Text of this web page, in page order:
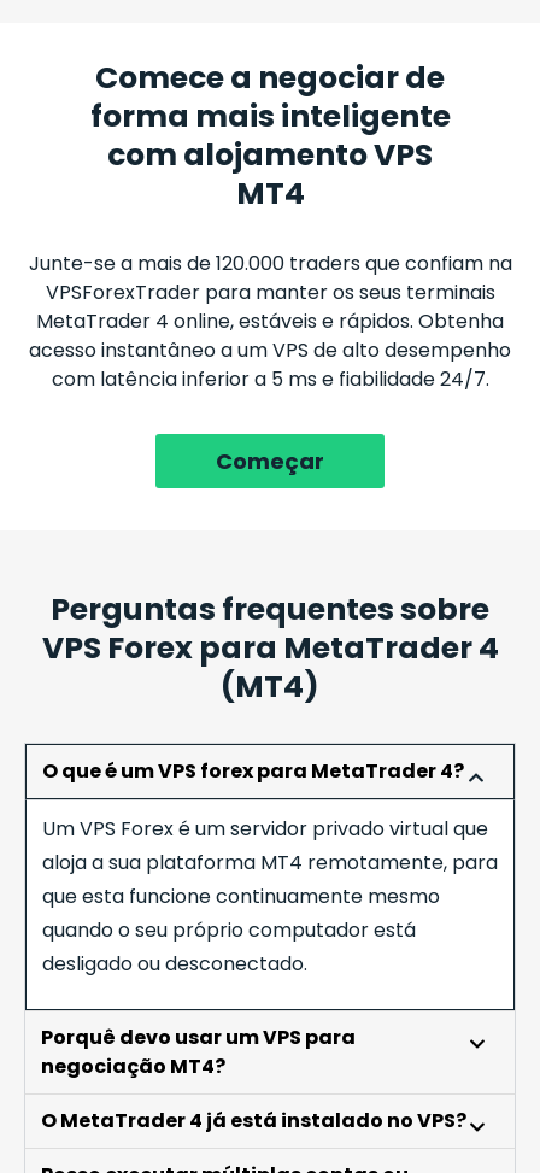
Comece a negociar de
forma mais inteligente
com alojamento VPS
MT4
Junte-se a mais de120.000traders que confiam na
VPSForexTrader para manter os seus terminais
MetaTrader 4 online, estáveis e rápidos. Obtenha
acesso instantâneo a um VPS de alto desempenho
com latência inferior a 5 ms e fiabilidade 24/7.
Começar
Perguntas frequentes sobre
VPS Forex para MetaTrader 4
(MT4)
O que é um VPS forex para MetaTrader 4?
Um VPS Forexé um servidor privado virtual que
aloja a sua plataforma MT4 remotamente, para
que esta funcione continuamente mesmo
quando o seu próprio computador está
desligado ou desconectado.
Porquê devo usar um VPS para
negociação MT4?
O MetaTrader 4 já está instalado no VPS?